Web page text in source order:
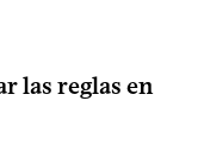
las reglas en